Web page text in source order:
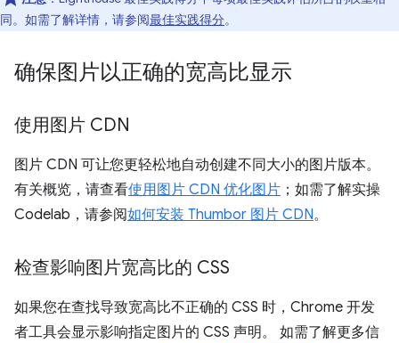
同。如需了解详情，请参阅最佳实践得分。
确保图片以正确的宽高比显示
使用图片 CDN
图片 CDN 可让您更轻松地自动创建不同大小的图片版本。
有关概览，请查看使用图片 CDN 优化图片 ；如需了解实操
Codelab，请参阅如何安装 Thumbor 图片 CDN。
检查影响图片宽高比的 CSS
如果您在查找导致宽高比不正确的 CSS 时，Chrome 开发
者工具会显示影响指定图片的 CSS 声明。 如需了解更多信